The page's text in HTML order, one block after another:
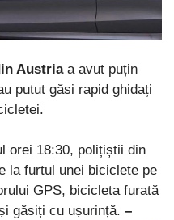
Austriaa avut puțin
putut găsi rapid ghidați
orei 18:30, polițiștii din
la furtul unei biciclete pe
GPS, bicicleta furată
găsiți cu ușurință. –